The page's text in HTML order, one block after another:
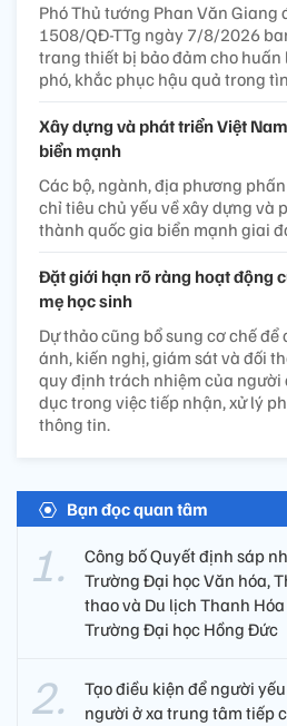
Phó Thủ tướng Phan Văn Giang
1508/QĐ-TTg ngày 7/8/2026
trang thiết bị bảo đảm cho huấn
phó, khắc phục hậu quả trong
Xây dựng và phát triển Việt
biển mạnh
Các bộ, ngành, địa phương
chỉ tiêu chủ yếu về xây dựng và
thành quốc gia biển mạnh giai
Đặt giới hạn rõ ràng hoạt động
mẹ học sinh
Dự thảo cũng bổ sung cơ chế
ánh, kiến nghị, giám sát và đối
quy định trách nhiệm của người
dục trong việc tiếp nhận, xử lý
thông tin.
Bạn đọc quan tâm
Công bố Quyết định sáp
Trường Đại học Văn hóa,
thao và Du lịch Thanh
Trường Đại học Hồng Đức
Tạo điều kiện để người
người ở xa trung tâm tiếp